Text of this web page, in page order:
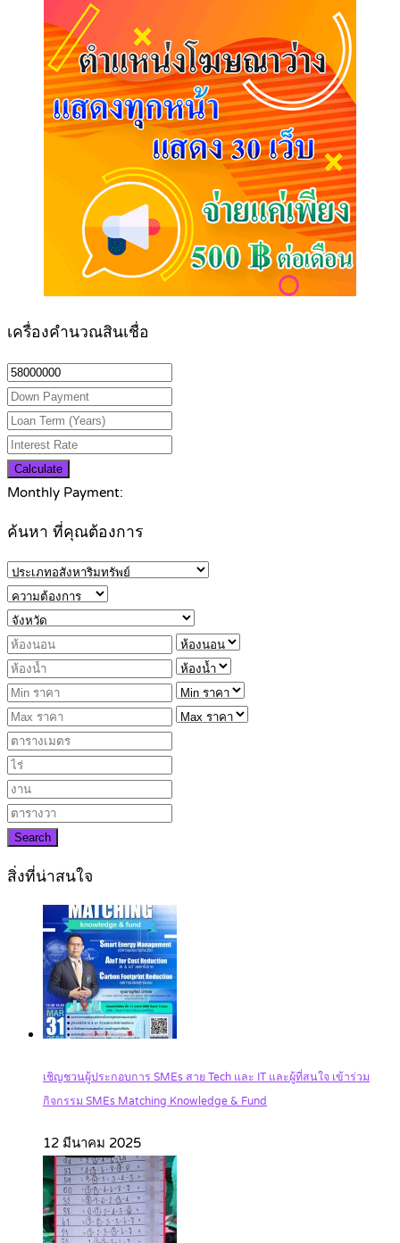
เครื่องคำนวณสินเชื่อ
Calculate
Monthly Payment:
ค้นหา ที่คุณต้องการ
Search
สิ่งที่น่าสนใจ
เชิญชวนผู้ประกอบการ SMEs สาย Tech และ IT และผู้ที่สนใจ เข้าร่วม
กิจกรรม SMEs Matching Knowledge & Fund
12 มีนาคม 2025